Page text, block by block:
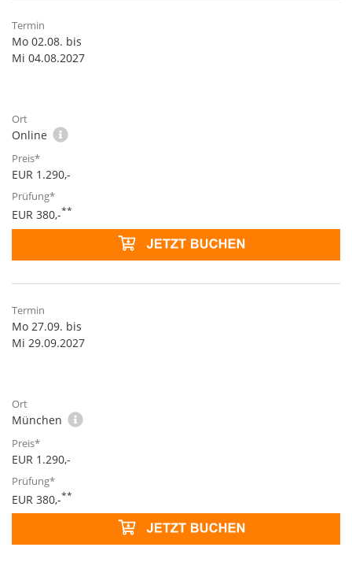
Mo 02.08. bis
Mi 04.08.2027
Online
EUR 1.290,-
EUR 380,-**
Mo 27.09. bis
Mi 29.09.2027
München
EUR 1.290,-
EUR 380,-**